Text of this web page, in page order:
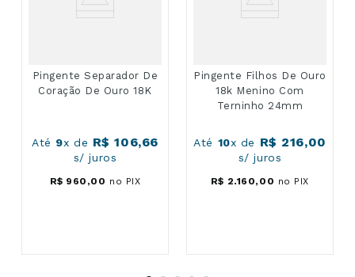
Pingente Separador De
Coração De Ouro 18K
Até 9x de R$ 106,66
s/ juros
R$ 960 ,00 no PIX
Pingente Filhos De Ouro
18k Menino Com
Terninho 24mm
Até 10x de R$ 216,00
s/ juros
R$ 2.160, 00 no PIX